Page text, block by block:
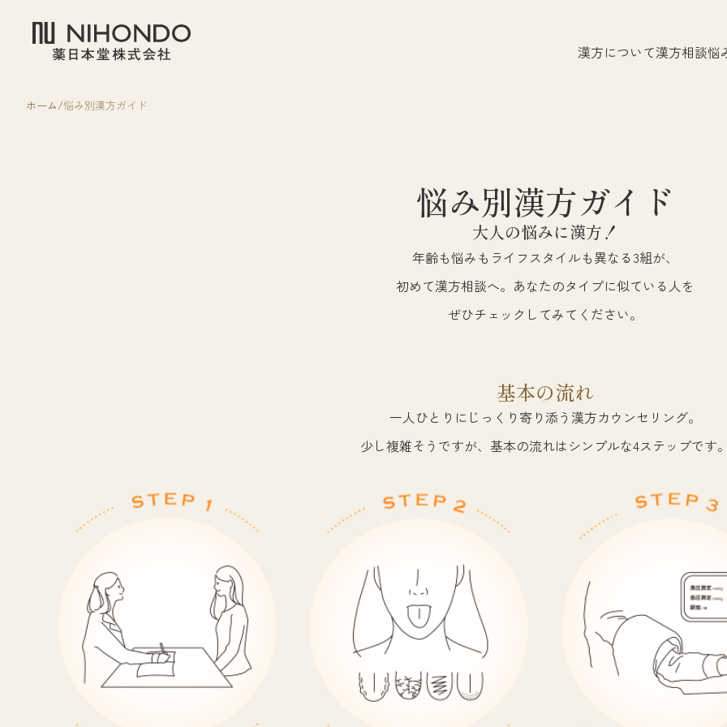
漢方について漢方相談悩
ホーム 悩み別漢方ガイド
悩み別漢方ガイド
大人の悩みに漢方！
年齢も悩みもライフスタイルも異なる3組が、
初めて漢方相談へ。あなたのタイプに似ている人を
ぜひチェックしてみてください。
基本の流れ
一人ひとりにじっくり寄り添う漢方カウンセリング。
少し複雑そうですが、基本の流れはシンプルな4ステップです